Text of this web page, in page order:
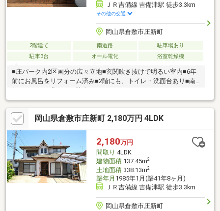
ＪＲ吉備線 吉備津駅 徒歩3.3km
その他の交通
岡山県倉敷市庄新町
2階建て 南道路
駐車場あり
駐車3台
オール電化 浴室乾燥機
■庄パーク内2区画分の広々立地■玄関吹き抜けで明るい室内■6年
前にお風呂をリフォーム済み■2階にも、トイレ・洗面台あり■南
側だけでなく北側にも駐車スペースあり
岡山県倉敷市庄新町 2,180万円 4LDK
2,180万円
間取り 4LDK
建物面積137.45m2
土地面積338.13m2
築年月 1985年1月(築41年8ヶ月)
ＪＲ吉備線 吉備津駅 徒歩3.3km
岡山県倉敷市庄新町